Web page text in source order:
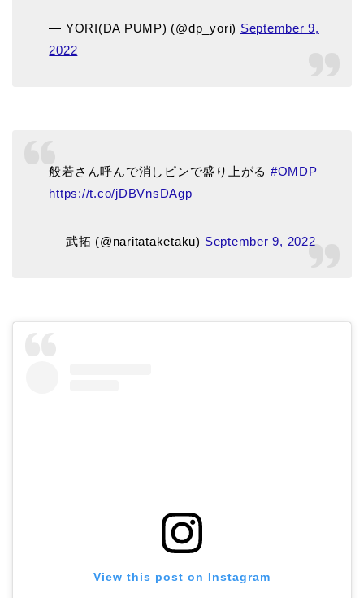
— YORI(DA PUMP) (@dp_yori) September 9,
2022
般若さん呼んで消しピンで盛り上がる #OMDP
https://t.co/jDBVnsDAgp
— 武拓 (@naritataketaku) September 9, 2022
View this post on Instagram